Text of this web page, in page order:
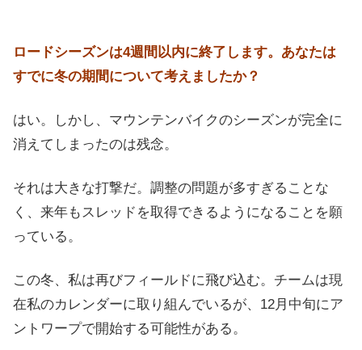
ロードシーズンは4週間以内に終了します。あなたは
すでに冬の期間について考えましたか？
はい。しかし、マウンテンバイクのシーズンが完全に
消えてしまったのは残念。
それは大きな打撃だ。調整の問題が多すぎることな
く、来年もスレッドを取得できるようになることを願
っている。
この冬、私は再びフィールドに飛び込む。チームは現
在私のカレンダーに取り組んでいるが、12月中旬にア
ントワープで開始する可能性がある。